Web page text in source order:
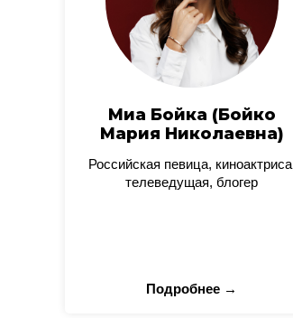
Миа Бойка (Бойко
Мария Николаевна)
Российская певица,
телеведущая, блогер
Подробнее →